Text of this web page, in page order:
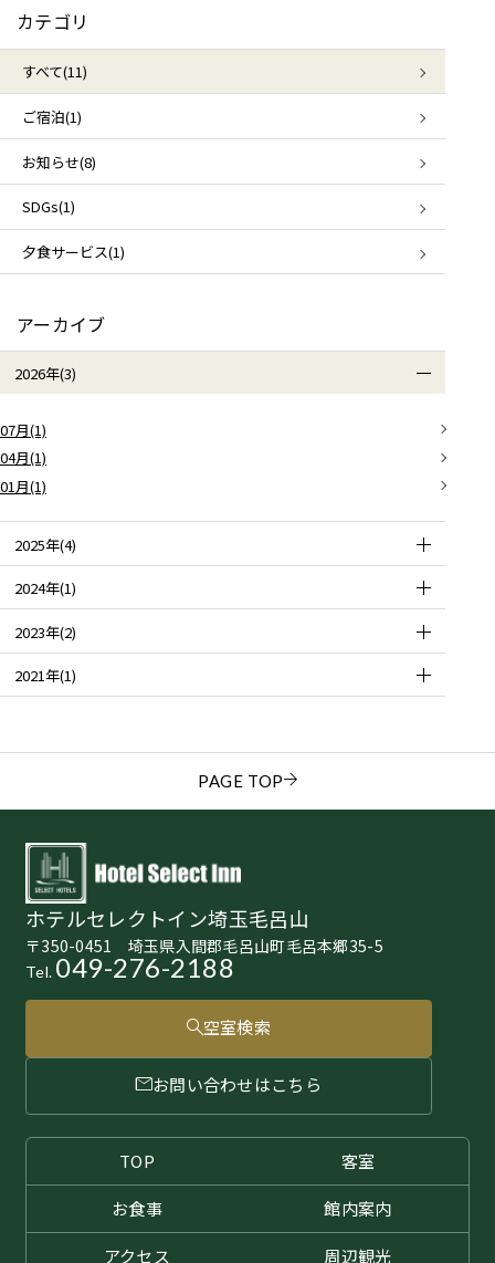
カテゴリ
すべて(11)
ご宿泊(1)
お知らせ(8)
SDGs(1)
夕食サービス(1)
アーカイブ
2026年(3)
07月(1)
04月(1)
01月(1)
2025年(4)
2024年(1)
2023年(2)
2021年(1)
PAGE TOP
ホテルセレクトイン埼玉毛呂山
〒350-0451 埼玉県入間郡毛呂山町毛呂本郷35-5
Tel. 049-276-2188
空室検索
お問い合わせはこちら
TOP 客室
お食事 館内案内
アクセス 周辺観光